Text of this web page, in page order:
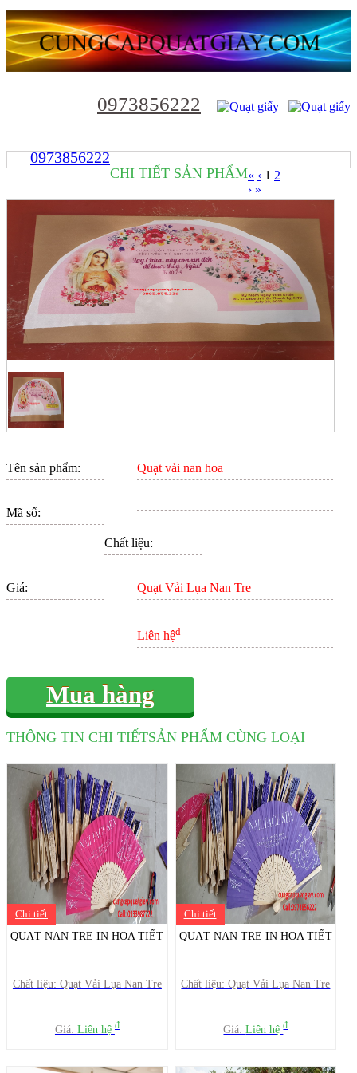
0973856222
0973856222
CHI TIẾT SẢN PHẨM
Tên sản phẩm: Quạt vải nan hoa
Mã số:
Chất liệu:
Quạt Vải Lụa Nan Tre
Giá:
Liên hệđ
Mua hàng
THÔNG TIN CHI TIẾTSẢN PHẨM CÙNG LOẠI
Chi tiết
QUẠT NAN TRE IN HỌA TIẾT
Chất liệu: Quạt Vải Lụa Nan Tre
Giá: Liên hệ đ
Chi tiết
QUẠT NAN TRE IN HỌA TIẾT
Chất liệu: Quạt Vải Lụa Nan Tre
Giá:Liên hệđ
« ‹ 1 2
› »